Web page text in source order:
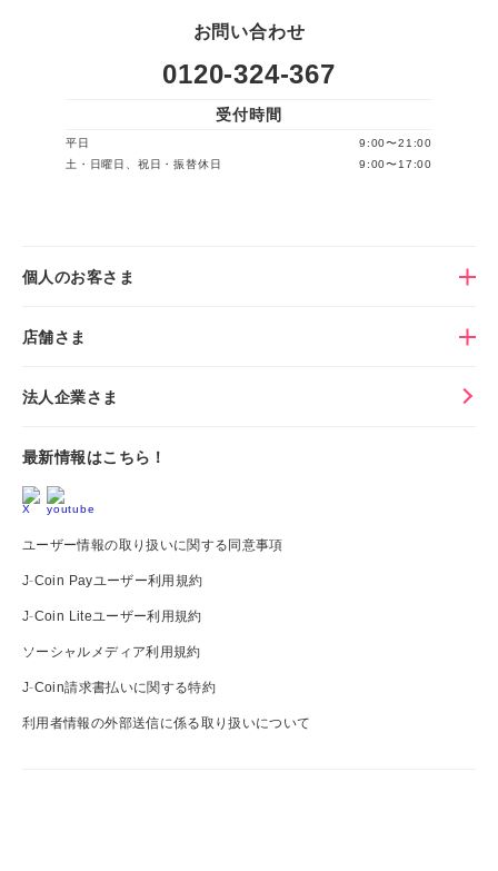
お問い合わせ
0120-324-367
受付時間
平日
9:00〜21:00
土・日曜日、祝日・振替休日
9:00〜17:00
個人のお客さま
店舗さま
法人企業さま
最新情報はこちら！
ユーザー情報の取り扱いに関する同意事項
J-Coin Payユーザー利用規約
J-Coin Liteユーザー利用規約
ソーシャルメディア利用規約
J-Coin請求書払いに関する特約
利用者情報の外部送信に係る取り扱いについて